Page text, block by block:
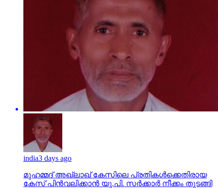
india3 days ago
മുഹമ്മദ് അഖ്‌ലാഖ് കേസിലെ പ്രതികള്‍ക്കെതിരായ
കേസ് പിന്‍വലിക്കാന്‍ യു.പി. സര്‍ക്കാര്‍ നീക്കം തുടങ്ങി